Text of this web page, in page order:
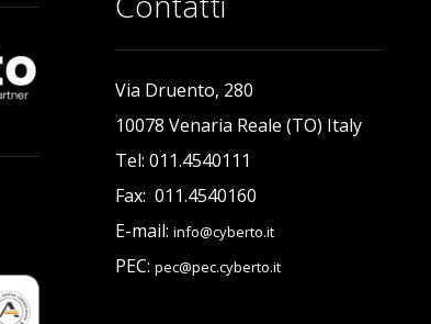
Via Druento, 280
10078 Venaria Reale (TO) Italy
Tel: 011.4540111
Fax: 011.4540160
E-mail: info@cyberto.it
PEC: pec@pec.cyberto.it